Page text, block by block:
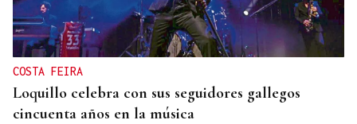
COSTA FEIRA
Loquillo celebra con sus seguidores gallegos
cincuenta años en la música